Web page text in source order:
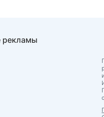
рекламы